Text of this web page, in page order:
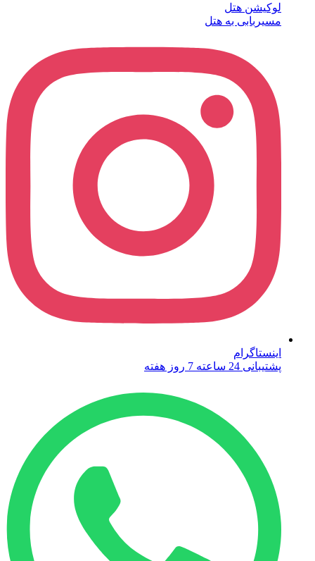
لوکیشن هتل
مسیربابی به هتل
اینستاگرام
پشتیبانی 24 ساعته 7 روز هفته